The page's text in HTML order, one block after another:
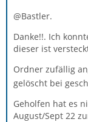
@Bastler.
Danke!!. Ich
dieser ist
Ordner zufällig
gelöscht bei
Geholfen hat es
August/Sept 22